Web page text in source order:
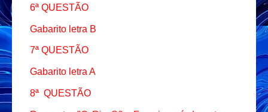
6ª QUESTÃO
Gabarito letra B
7ª QUESTÃO
Gabarito letra A
8ª QUESTÃO